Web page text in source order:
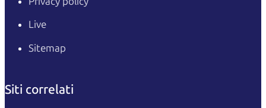
Live
Sitemap
Siti correlati